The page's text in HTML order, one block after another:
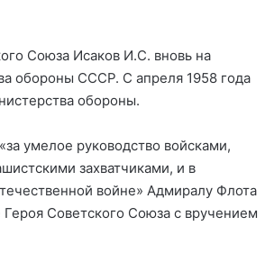
Союза Исаков И.С. вновь на
обороны СССР. С апреля 1958 года
обороны.
умелое руководство войсками,
захватчиками, и в
войне» Адмиралу Флота
Советского Союза с вручением